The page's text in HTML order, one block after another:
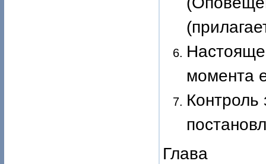
момента
Контроль
Глава